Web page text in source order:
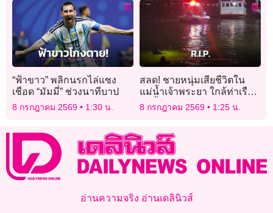
“ฟ้าขาว” พลิกนรกไล่แซง
เชือด “มัมมี่” ช่วงนาทีบาป
8 กรกฎาคม 2569 1:30 น.
สลด! ชายหนุ่มเสียชีวิตใน
แม่น้ำเจ้าพระยา ใกล้ท่าเรือ
ท่าน้ำนนท์ ตร.เร่งตรวจสอบ
อัตลักษณ์และติดตามญาติ
8 กรกฎาคม 2569 1:25 น.
อ่านความจริง อ่านเดลินิวส์